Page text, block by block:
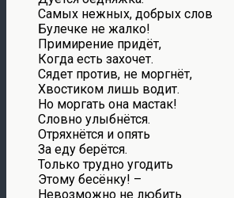
Самых нежных, добрых слов
Булечке не жалко!
Примирение придёт,
Когда есть захочет.
Сядет против, не моргнёт,
Хвостиком лишь водит.
Но моргать она мастак!
Словно улыбнётся.
Отряхнётся и опять
За еду берётся.
Только трудно угодить
Этому бесёнку! –
Невозможно не любить